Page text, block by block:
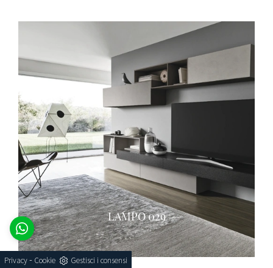
LAMPO 029
Privacy- Cookie Gestisci i consensi